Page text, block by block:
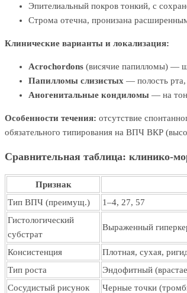
Эпителиальный покров тонкий, с
Строма отечна, пронизана
Клинические варианты и локализация:
Acrochordons (висячие папилломы) —
Папилломы слизистых — полость рта,
Аногенитальные кондиломы — на
Особенности течения: отсутствие
обязательного типирования на ВПЧ ВКР
Сравнительная таблица: клинико-
Признак
Тип ВПЧ (преимущ.)
1–4, 27, 57
Гистологический
субстрат
Выраженный
Консистенция Плотная, сухая,
Тип роста
Эндофитный
Сосудистый рисунок
Черные точки